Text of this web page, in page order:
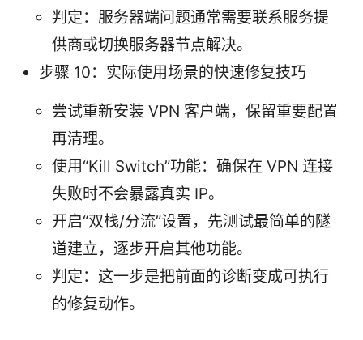
判定：服务器端问题通常需要联系服务提
供商或切换服务器节点解决。
步骤 10：实际使用场景的快速修复技巧
尝试重新安装 VPN 客户端，保留重要配置
再清理。
使用“Kill Switch”功能：确保在 VPN 连接
失败时不会暴露真实 IP。
开启“双栈/分流”设置，先测试最简单的隧
道建立，逐步开启其他功能。
判定：这一步是把前面的诊断变成可执行
的修复动作。